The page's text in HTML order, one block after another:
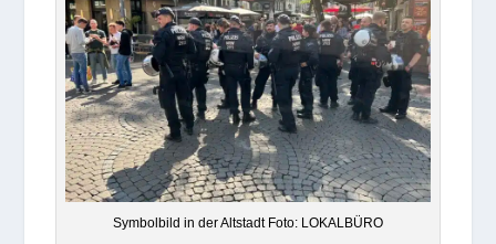
Sym­bol­bild in der Alt­stadt Foto: LOKALBÜRO